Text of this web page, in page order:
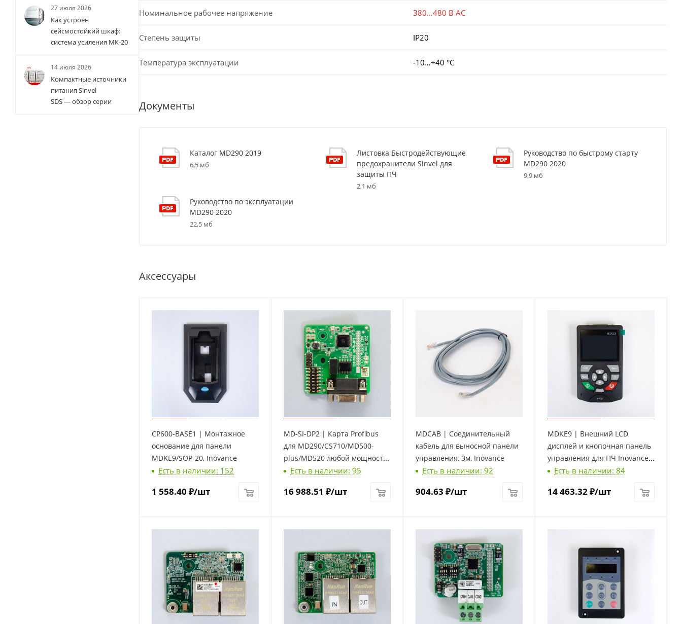
Номинальное рабочее напряжение 380…480 В AC
Степень защиты IP20
Температура эксплуатации -10…+40 °С
Документы
Каталог MD290 2019
6,5 мб
Листовка Быстродействующие
предохранители Sinvel для
защиты ПЧ
2,1 мб
Руководство по быстрому старту
MD290 2020
9,9 мб
Руководство по эксплуатации
MD290 2020
22,5 мб
Аксессуары
CP600-BASE1 | Монтажное
основание для панели
MDKE9/SOP-20, Inovance
Есть в наличии: 152
1 558.40 ₽/шт
MD-SI-DP2 | Карта Profibus
для MD290/CS710/MD500-
plus/MD520 любой мощности
, Inovance
Есть в наличии: 95
16 988.51 ₽/шт
MDCAB | Соединительный
кабель для выносной панели
управления, 3м, Inovance
Есть в наличии: 92
904.63 ₽/шт
MDKE9 | Внешний LCD
дисплей и кнопочная панель
управления для ПЧ Inovance,
Inovance
Есть в наличии: 84
14 463.32₽/шт
27 июля 2026
Как устроен
сейсмостойкий шкаф:
система усиления МК-20
14 июля 2026
Компактные источники
питания Sinvel
SDS — обзор серии